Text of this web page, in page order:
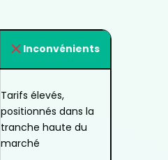
Inconvénients
Tarifs élevés,
positionnés dans la
tranche haute du
marché